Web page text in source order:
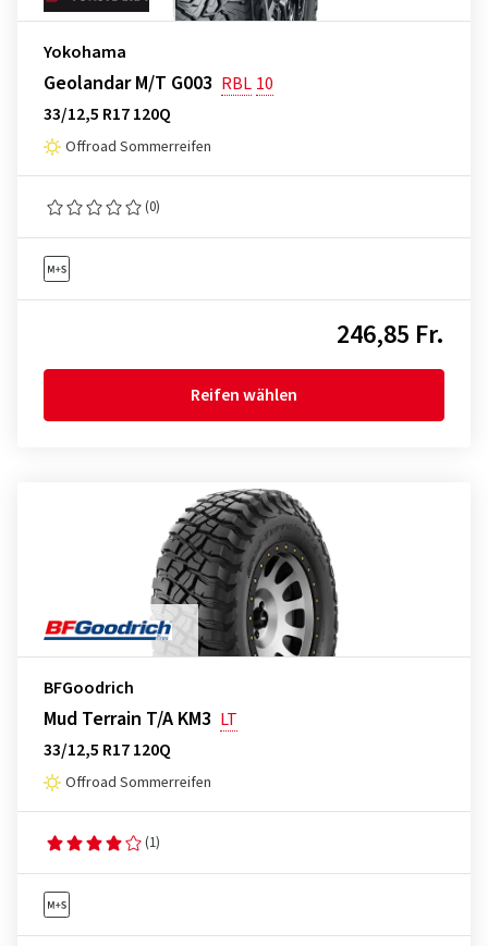
Yokohama
Geolandar M/T G003 RBL 10
33/12,5 R17 120Q
Offroad Sommerreifen
(0)
246,85 Fr.
Reifen wählen
BFGoodrich
Mud Terrain T/A KM3 LT
33/12,5 R17 120Q
Offroad Sommerreifen
(1)